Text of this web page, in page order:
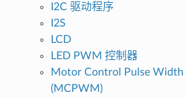
I2C 驱动程序
I2S
LCD
LED PWM 控制器
Motor Control Pulse
(MCPWM)